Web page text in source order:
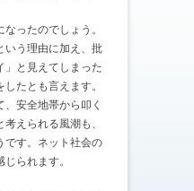
ったのでしょう。
いう理由に加え、批
」と見えてしまった
たとも言えます。
安全地帯から叩く
えられる風潮も、
です。ネット社会の
られます。